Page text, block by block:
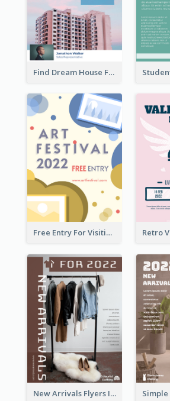
Find Dream House Flyer
Free Entry For Visiting Art Fest Flyer
New Arrivals Flyers In In Brown Colour Tone